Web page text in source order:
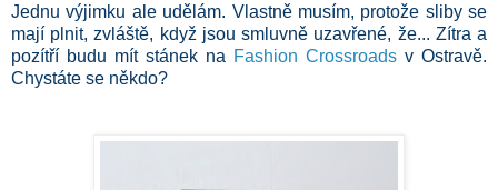
Jednu výjimku ale udělám. Vlastně musím, protože sliby se
mají plnit, zvláště, když jsou smluvně uzavřené, že... Zítra a
pozítří budu mít stánek na Fashion Crossroads v Ostravě.
Chystáte se někdo?